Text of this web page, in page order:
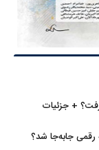
+ جزئیات
رقمی جابه‌جا شد؟